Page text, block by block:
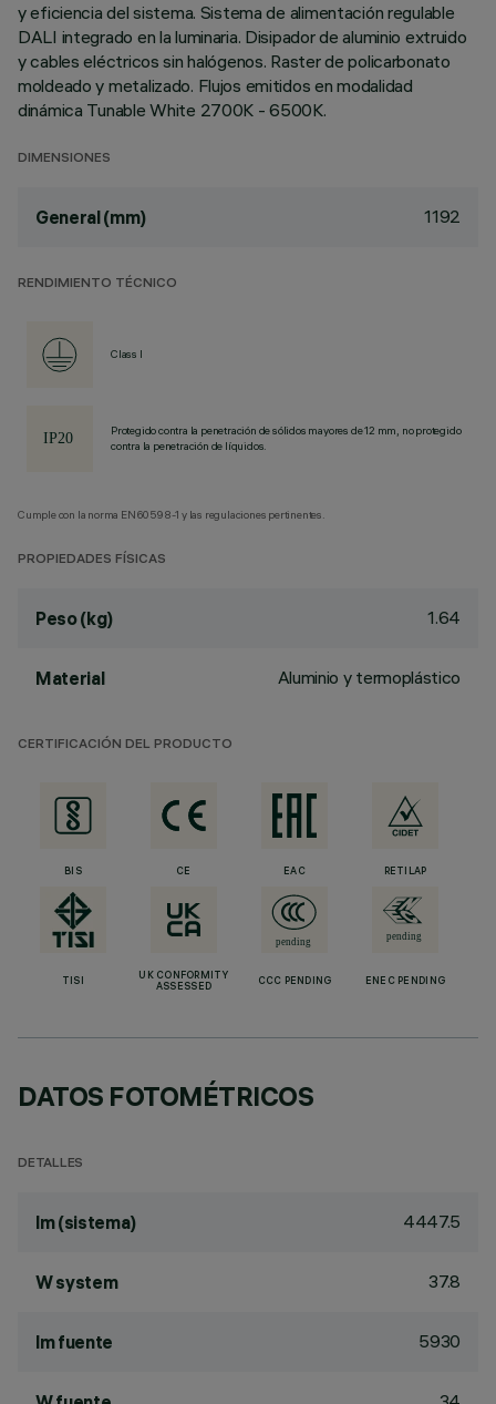
y eficiencia del sistema. Sistema de alimentación regulable
DALI integrado en la luminaria. Disipador de aluminio extruido
y cables eléctricos sin halógenos. Raster de policarbonato
moldeado y metalizado. Flujos emitidos en modalidad
dinámica Tunable White 2700K - 6500K.
DIMENSIONES
General (mm) 1192
RENDIMIENTO TÉCNICO
Class I
Protegido contra la penetración de sólidos mayores de 12 mm, no protegido
contra la penetración de líquidos.
Cumple con la norma EN60598-1 y las regulaciones pertinentes.
PROPIEDADES FÍSICAS
Peso (kg) 1.64
Material Aluminio y termoplástico
CERTIFICACIÓN DEL PRODUCTO
BIS CE EAC RETILAP
TISI
UK CONFORMITY
ASSESSED
CCC PENDING ENEC PENDING
DATOS FOTOMÉTRICOS
DETALLES
lm (sistema) 4447.5
W system 37.8
lm fuente 5930